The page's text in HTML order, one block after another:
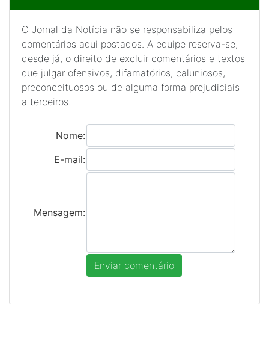
O Jornal da Notícia não se responsabiliza pelos
comentários aqui postados. A equipe reserva-se,
desde já, o direito de excluir comentários e textos
que julgar ofensivos, difamatórios, caluniosos,
preconceituosos ou de alguma forma prejudiciais
a terceiros.
Nome:
E-mail:
Mensagem: